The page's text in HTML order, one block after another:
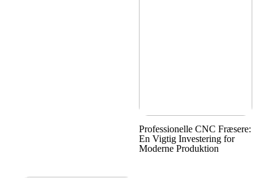
Professionelle CNC Fræsere:
En Vigtig Investering for
Moderne Produktion